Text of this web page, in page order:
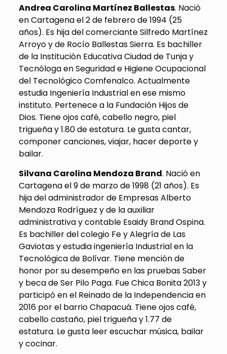
Andrea Carolina Martínez Ballestas. Nació
en Cartagena el 2 de febrero de 1994 (25
años). Es hija del comerciante Silfredo Martínez
Arroyo y de Rocío Ballestas Sierra. Es bachiller
de la Institución Educativa Ciudad de Tunja y
Tecnóloga en Seguridad e Higiene Ocupacional
del Tecnológico Comfenalco. Actualmente
estudia Ingeniería Industrial en ese mismo
instituto. Pertenece a la Fundación Hijos de
Dios. Tiene ojos café, cabello negro, piel
trigueña y 1.80 de estatura. Le gusta cantar,
componer canciones, viajar, hacer deporte y
bailar.
Silvana Carolina Mendoza Brand. Nació en
Cartagena el 9 de marzo de 1998 (21 años). Es
hija del administrador de Empresas Alberto
Mendoza Rodríguez y de la auxiliar
administrativa y contable Esaidy Brand Ospina.
Es bachiller del colegio Fe y Alegría de Las
Gaviotas y estudia ingeniería Industrial en la
Tecnológica de Bolívar. Tiene mención de
honor por su desempeño en las pruebas Saber
y beca de Ser Pilo Paga. Fue Chica Bonita 2013 y
participó en el Reinado de la Independencia en
2016 por el barrio Chapacuá. Tiene ojos café,
cabello castaño, piel trigueña y 1.77 de
estatura. Le gusta leer escuchar música, bailar
y cocinar.